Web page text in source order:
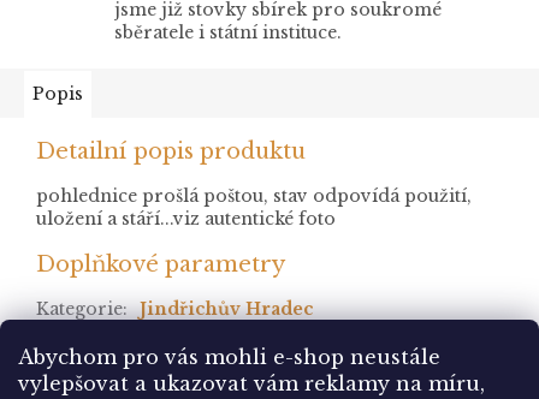
Abychom pro vás mohli e-shop neustále
vylepšovat a ukazovat vám reklamy na míru,
jsme již stovky sbírek pro soukromé
sběratele i státní instituce.
Popis
Detailní popis produktu
pohlednice prošlá poštou, stav odpovídá použití,
uložení a stáří...viz autentické foto
Doplňkové parametry
Kategorie: Jindřichův Hradec